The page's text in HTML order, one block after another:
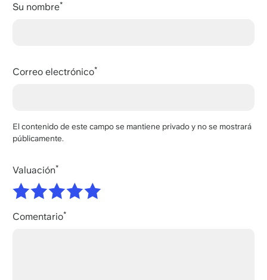
Su nombre
Correo electrónico
El contenido de este campo se mantiene privado y no se mostrará
públicamente.
Valuación
Comentario